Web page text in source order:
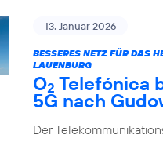
13. Januar 2026
BESSERES NETZ FÜR DAS
LAUENBURG
O2 Telefónica
5G nach
Der